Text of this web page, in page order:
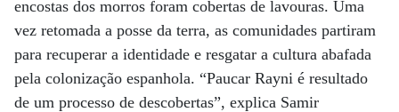
encostas dos morros foram cobertas de lavouras. Uma
vez retomada a posse da terra, as comunidades partiram
para recuperar a identidade e resgatar a cultura abafada
pela colonização espanhola. “Paucar Rayni é resultado
de um processo de descobertas”, explica Samir